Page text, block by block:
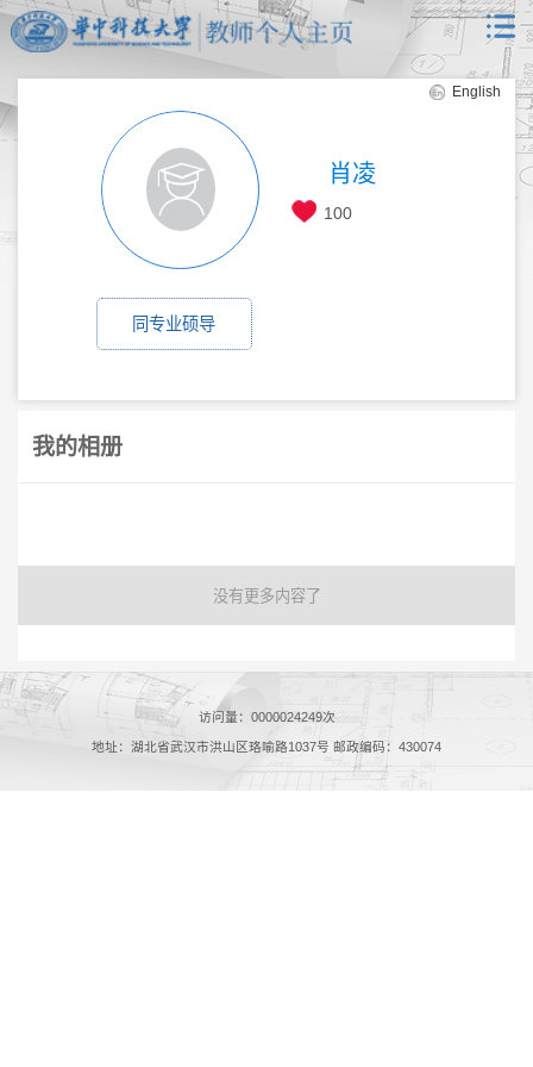
English
肖凌
100
同专业硕导
我的相册
没有更多内容了
访问量： 0000024249次
地址：湖北省武汉市洪山区珞喻路1037号 邮政编码：430074